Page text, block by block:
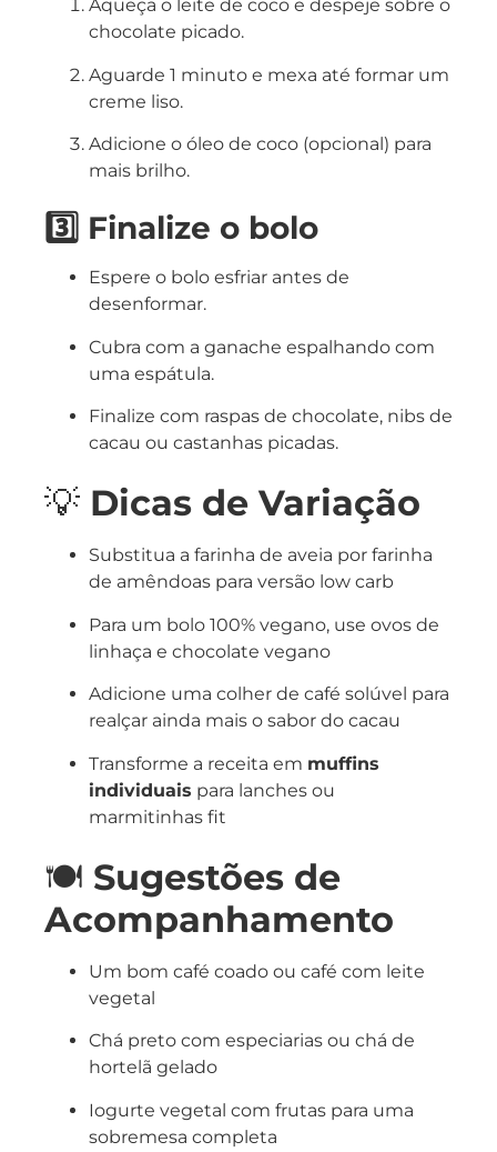
Aqueça o leite de coco e despeje sobre o
chocolate picado.
Aguarde 1 minuto e mexa até formar um
creme liso.
Adicione o óleo de coco (opcional) para
mais brilho.
3️⃣ Finalize o bolo
Espere o bolo esfriar antes de
desenformar.
Cubra com a ganache espalhando com
uma espátula.
Finalize com raspas de chocolate, nibs de
cacau ou castanhas picadas.
💡 Dicas de Variação
Substitua a farinha de aveia por farinha
de amêndoas para versão low carb
Para um bolo 100% vegano, use ovos de
linhaça e chocolate vegano
Adicione uma colher de café solúvel para
realçar ainda mais o sabor do cacau
Transforme a receita em muffins
individuais para lanches ou
marmitinhas fit
🍽️ Sugestões de
Acompanhamento
Um bom café coado ou café com leite
vegetal
Chá preto com especiarias ou chá de
hortelã gelado
Iogurte vegetal com frutas para uma
sobremesa completa